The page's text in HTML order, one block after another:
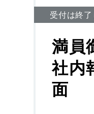
受付は終了
満員
社内
面